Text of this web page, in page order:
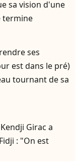
sa vision d'une
termine
ses
est dans le pré)
tournant de sa
Girac a
: "On est